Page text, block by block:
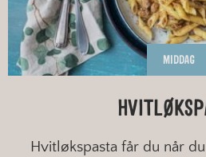
MIDDAG
Hvitløkspasta får du når